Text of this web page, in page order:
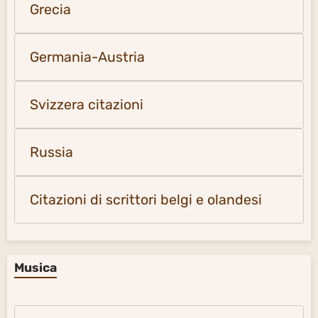
Grecia
Germania-Austria
Svizzera citazioni
Russia
Citazioni di scrittori belgi e olandesi
Musica